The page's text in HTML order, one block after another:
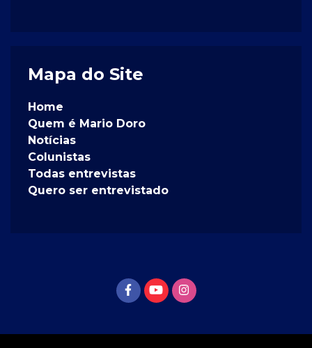
Mapa do Site
Home
Quem é Mario Doro
Notícias
Colunistas
Todas entrevistas
Quero ser entrevistado